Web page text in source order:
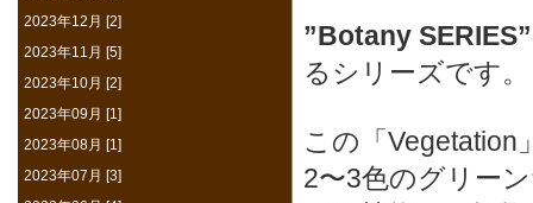
”Botany
るシリーズです。
この「Vegetation
2〜3色のグリー
2023年12月 [2]
2023年11月 [5]
2023年10月 [2]
2023年09月 [1]
2023年08月 [1]
2023年07月 [3]